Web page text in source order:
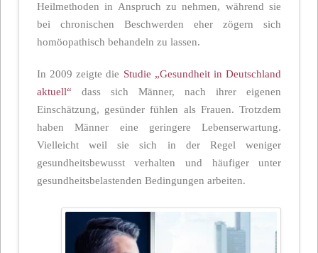
Heilmethoden in Anspruch zu nehmen, während sie
bei chronischen Beschwerden eher zögern sich
homöopathisch behandeln zu lassen.
In 2009 zeigte die Studie „Gesundheit in Deutschland
aktuell“ dass sich Männer, nach ihrer eigenen
Einschätzung, gesünder fühlen als Frauen. Trotzdem
haben Männer eine geringere Lebenserwartung.
Vielleicht weil sie sich in der Regel weniger
gesundheitsbewusst verhalten und häufiger unter
gesundheitsbelastenden Bedingungen arbeiten.